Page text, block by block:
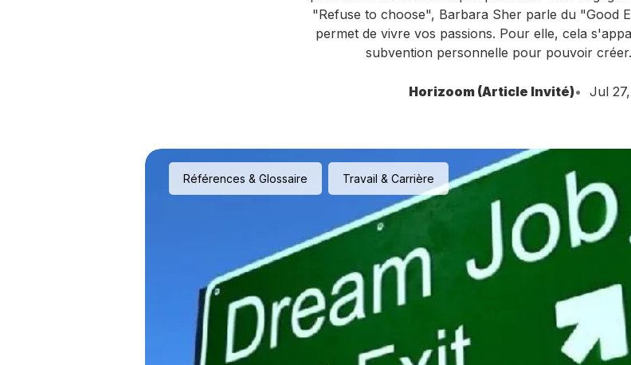
"Refuse to choose", Barbara Sher parle du "Good
permet de vivre vos passions. Pour elle, cela
subvention personnelle pour pouvoir
Horizoom (Article Invité) Jul
Références & Glossaire Travail & Carrière